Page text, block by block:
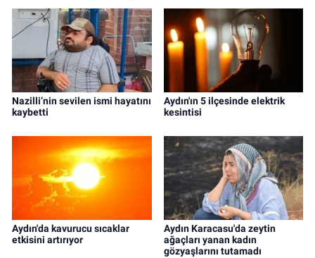
Nazilli’nin sevilen ismi hayatını
kaybetti
Aydın'ın 5 ilçesinde elektrik
kesintisi
Aydın'da kavurucu sıcaklar
etkisini artırıyor
Aydın Karacasu'da zeytin
ağaçları yanan kadın
gözyaşlarını tutamadı